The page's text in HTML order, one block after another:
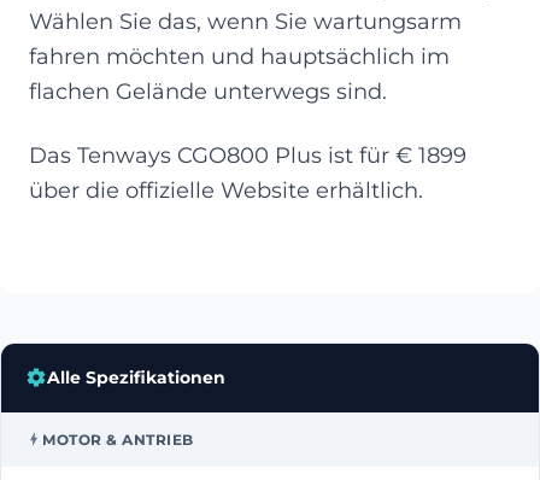
Wählen Sie das, wenn Sie wartungsarm
fahren möchten und hauptsächlich im
flachen Gelände unterwegs sind.
Das Tenways CGO800 Plus ist für € 1899
über die offizielle Website erhältlich.
Alle Spezifikationen
MOTOR & ANTRIEB